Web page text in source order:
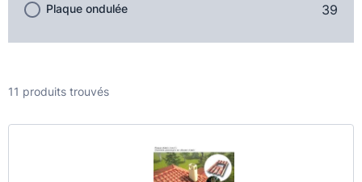
Plaque ondulée 39
11 produits trouvés